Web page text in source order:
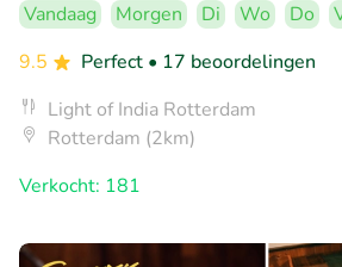
Vandaag Morgen Di Wo Do
9.5
Perfect • 17 beoordelingen
Light of India Rotterdam
Rotterdam (2km)
Verkocht: 181